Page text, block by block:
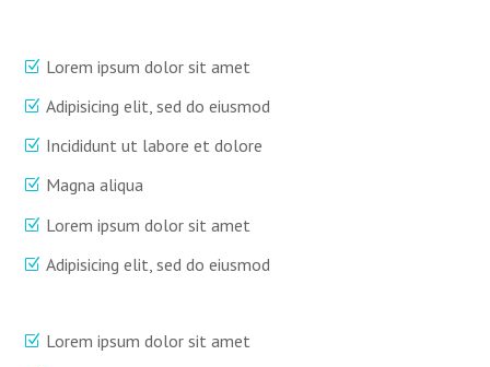
Lorem ipsum dolor sit amet
Adipisicing elit, sed do eiusmod
Incididunt ut labore et dolore
Magna aliqua
Lorem ipsum dolor sit amet
Adipisicing elit, sed do eiusmod
Lorem ipsum dolor sit amet